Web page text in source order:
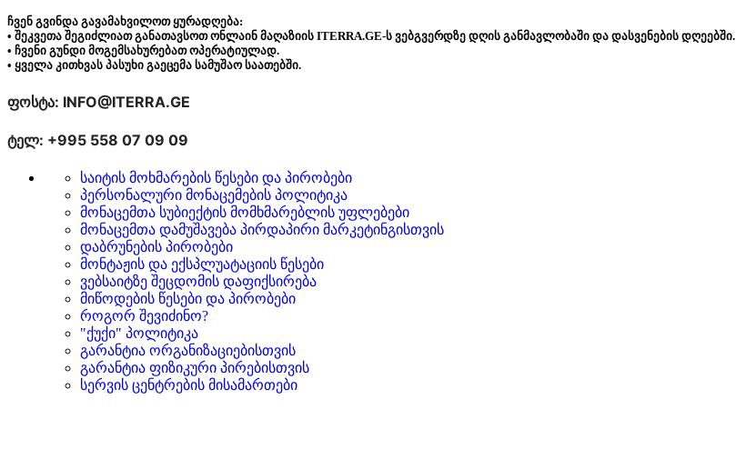
ჩვენ გვინდა გავამახვილოთ ყურადღება:
• შეკვეთა შეგიძლიათ განათავსოთ ონლაინ მაღაზიის ITERRA.GE-ს ვებგვერდზე დღის განმავლობაში და დასვენების დღეებში.
• ჩვენი გუნდი მოგემსახურებათ ოპერატიულად.
• ყველა კითხვას პასუხი გაეცემა სამუშაო საათებში.
ფოსტა: INFO@ITERRA.GE
ტელ: +995 558 07 09 09
საიტის მოხმარების წესები და პირობები
პერსონალური მონაცემების პოლიტიკა
მონაცემთა სუბიექტის მომხმარებლის უფლებები
მონაცემთა დამუშავება პირდაპირი მარკეტინგისთვის
დაბრუნების პირობები
მონტაჟის და ექსპლუატაციის წესები
ვებსაიტზე შეცდომის დაფიქსირება
მიწოდების წესები და პირობები
როგორ შევიძინო?
"ქუქი" პოლიტიკა
გარანტია ორგანიზაციებისთვის
გარანტია ფიზიკური პირებისთვის
სერვის ცენტრების მისამართები